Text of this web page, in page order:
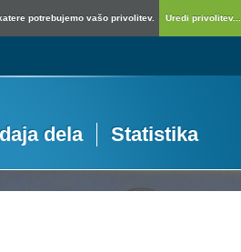
potrebujemo vašo privolitev. Uredi privolitev...
dela Statistika